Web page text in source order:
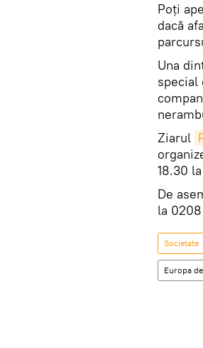
Poţi
dacă
Una
special
Ziarul
18.30
De
la
Societate
Europa